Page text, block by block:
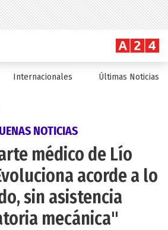
Internacionales Últimas Noticias
NOTICIAS
médico de Lío
acorde a lo
sin asistencia
mecánica"